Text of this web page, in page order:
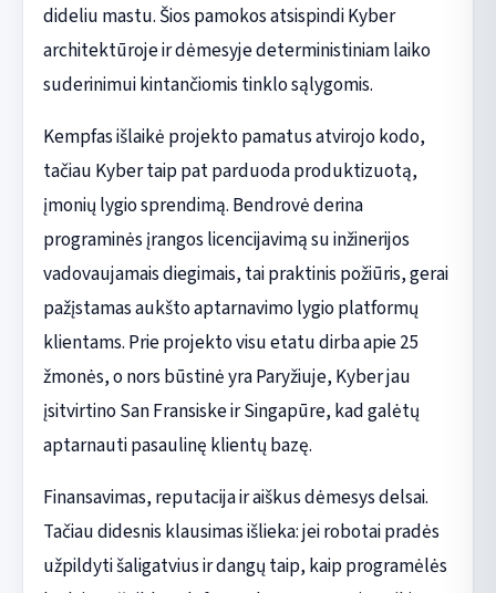
dideliu mastu. Šios pamokos atsispindi Kyber
architektūroje ir dėmesyje deterministiniam laiko
suderinimui kintančiomis tinklo sąlygomis.
Kempfas išlaikė projekto pamatus atvirojo kodo,
tačiau Kyber taip pat parduoda produktizuotą,
įmonių lygio sprendimą. Bendrovė derina
programinės įrangos licencijavimą su inžinerijos
vadovaujamais diegimais, tai praktinis požiūris, gerai
pažįstamas aukšto aptarnavimo lygio platformų
klientams. Prie projekto visu etatu dirba apie 25
žmonės, o nors būstinė yra Paryžiuje, Kyber jau
įsitvirtino San Fransiske ir Singapūre, kad galėtų
aptarnauti pasaulinę klientų bazę.
Finansavimas, reputacija ir aiškus dėmesys delsai.
Tačiau didesnis klausimas išlieka: jei robotai pradės
užpildyti šaligatvius ir dangų taip, kaip programėlės